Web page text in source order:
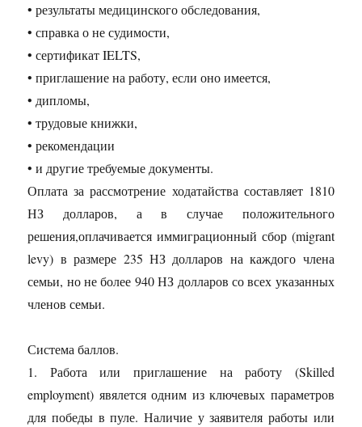
• результаты медицинского обследования,
• справка о не судимости,
• сертификат IELTS,
• приглашение на работу, если оно имеется,
• дипломы,
• трудовые книжки,
• рекомендации
• и другие требуемые документы.
Оплата за рассмотрение ходатайства составляет 1810
НЗ долларов, а в случае положительного
решения,оплачивается иммиграционный сбор (migrant
levy) в размере 235 НЗ долларов на каждого члена
семьи, но не более 940 НЗ долларов со всех указанных
членов семьи.
Система баллов.
1. Работа или приглашение на работу (Skilled
employment) явялется одним из ключевых параметров
для победы в пуле. Наличие у заявителя работы или